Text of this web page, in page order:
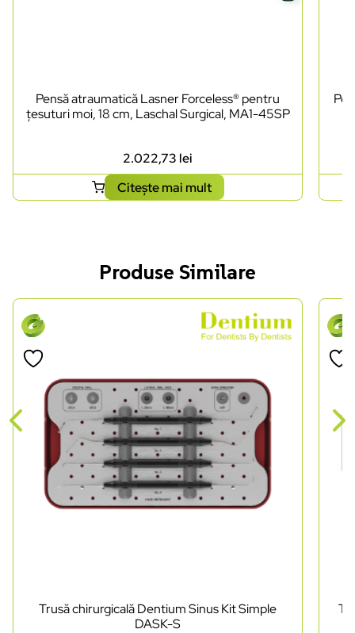
Pensă atraumatică Lasner Forceless® pentru
țesuturi moi, 18 cm, Laschal Surgical, MA1-45SP
2.022,73 lei
Citește mai mult
Produse Similare
Trusă chirurgicală Dentium Sinus Kit Simple
DASK-S